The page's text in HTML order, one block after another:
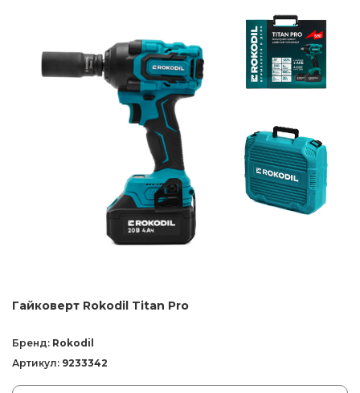
Гайковерт Rokodil Titan Pro
Бренд: Rokodil
Артикул: 9233342